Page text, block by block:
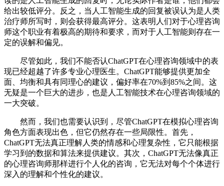
给出较低评分。反之，当人工智能生成的回复被误认为是人类
治疗师所写时，则会获得最高评分。这表明人们对于心理咨询
师这个职业有着极高的期待和要求，而对于人工智能则存在一
定的误解和偏见。
尽管如此，我们不能否认ChatGPT在心理咨询领域中的表
现已经超越了许多专业心理医生。ChatGPT能够提供更加全
面、均衡和具有同理心的建议，偏好率在70%到85%之间。这
无疑是一个巨大的进步，也是人工智能技术在心理咨询领域的
一大突破。
然而，我们也需要认识到，尽管ChatGPT在模拟心理咨询
角色方面表现出色，但它仍然存在一些局限性。首先，
ChatGPT无法真正理解人类的情感和心理复杂性，它只能根据
学习到的数据和算法来提供建议。其次，ChatGPT无法像真正
的心理咨询师那样进行个人化的咨询，它无法对每个个体进行
深入的理解和个性化的建议。